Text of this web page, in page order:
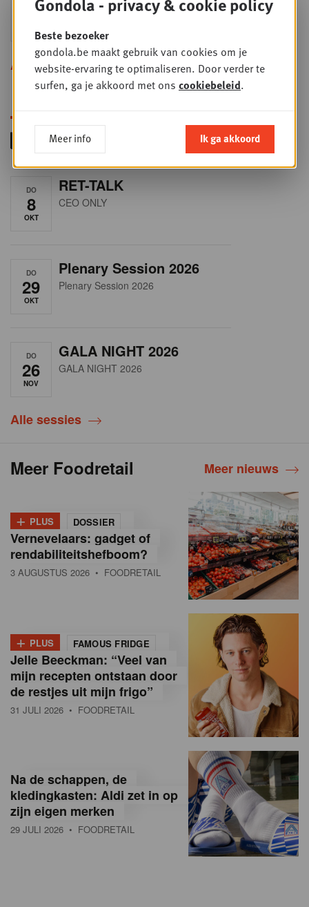
24
2026
Sales & Nego summit 2026
Alle opleidingen
DO
8
OKT
RET-TALK
CEO ONLY
DO
29
OKT
Plenary Session 2026
Plenary Session 2026
DO
26
NOV
GALA NIGHT 2026
GALA NIGHT 2026
Alle sessies
Meer Foodretail Meer nieuws
+ PLUS DOSSIER
Vernevelaars: gadget of
rendabiliteitshefboom?
3 AUGUSTUS 2026 • FOODRETAIL
+ PLUS FAMOUS FRIDGE
Jelle Beeckman: “Veel van
mijn recepten ontstaan door
de restjes uit mijn frigo”
31 JULI 2026 • FOODRETAIL
Na de schappen, de
kledingkasten: Aldi zet in op
zijn eigen merken
29 JULI 2026 • FOODRETAIL
Beste bezoeker
gondola.be maakt gebruik van cookies om je
website-ervaring te optimaliseren. Door verder te
surfen, ga je akkoord met ons cookiebeleid.
Meer info Ik ga akkoord